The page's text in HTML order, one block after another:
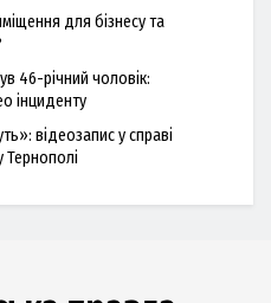
для бізнесу та
46-річний чоловік:
інциденту
відеозапис у справі
Тернополі